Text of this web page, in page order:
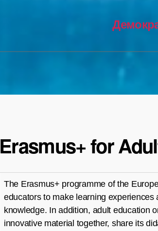
Erasmus+ for
The Erasmus+ programme of the
educators to make learning experiences
knowledge. In addition, adult education
innovative material together, share its